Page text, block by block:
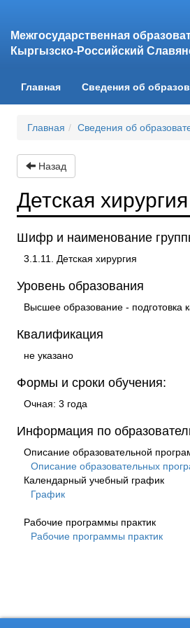
Межгосударственная
Кыргызско-Российский
Главная(current)Сведения об
Главная Сведения об
Назад
Детская хирургия
Шифр и наименование
3.1.11. Детская хирургия
Уровень образования
Высшее образование - подготовка
Квалификация
не указано
Формы и сроки обучения:
Очная: 3 года
Информация по
Описание образовательной
Описание образовательных
Календарный учебный график
График
Рабочие программы практик
Рабочие программы практик